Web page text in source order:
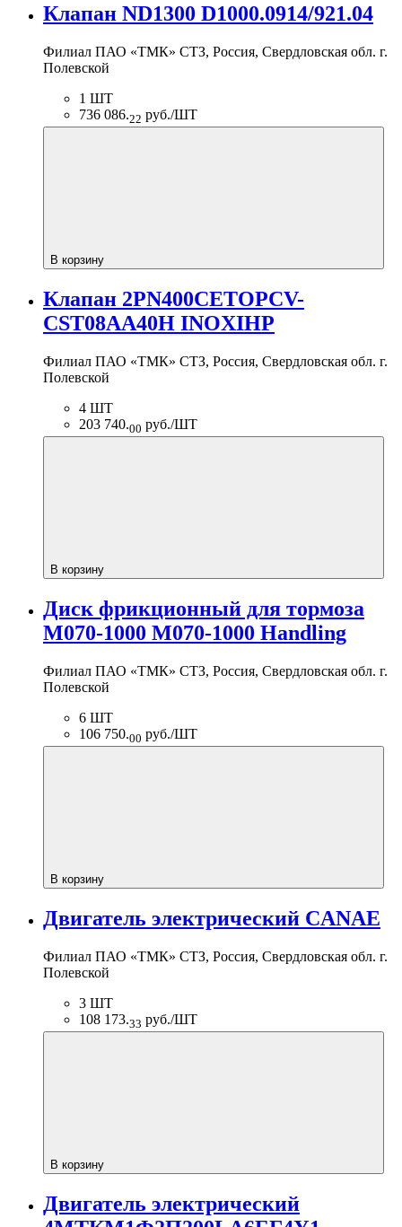
Клапан ND1300 D1000.0914/921.04
Филиал ПАО «ТМК» СТЗ, Россия, Свердловская обл. г.
Полевской
1 ШТ
736 086.22 руб./ШТ
В корзину
Клапан 2PN400CETOPCV-
CST08AA40H INOXIHP
Филиал ПАО «ТМК» СТЗ, Россия, Свердловская обл. г.
Полевской
4 ШТ
203 740.00 руб./ШТ
В корзину
Диск фрикционный для тормоза
М070-1000 М070-1000 Handling
Филиал ПАО «ТМК» СТЗ, Россия, Свердловская обл. г.
Полевской
6 ШТ
106 750.00 руб./ШТ
В корзину
Двигатель электрический CANAE
Филиал ПАО «ТМК» СТЗ, Россия, Свердловская обл. г.
Полевской
3 ШТ
108 173.33 руб./ШТ
В корзину
Двигатель электрический